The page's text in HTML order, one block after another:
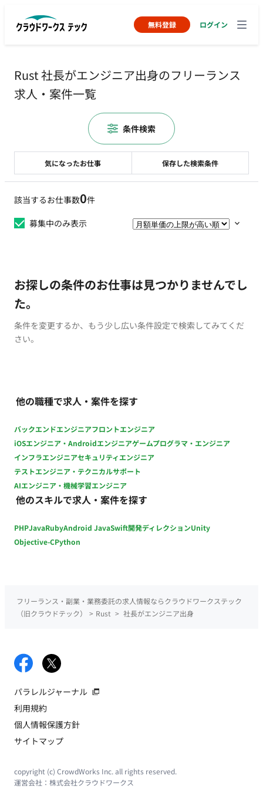
無料登録 ログイン
Rust 社長がエンジニア出身のフリーランス
求人・案件一覧
該当するお仕事数0件
募集中のみ表示
お探しの条件のお仕事は見つかりませんでし
た。
条件を変更するか、もう少し広い条件設定で検索してみてくだ
さい。
他の職種で求人・案件を探す
バックエンドエンジニアフロントエンジニア
iOSエンジニア・Androidエンジニアゲームプログラマ・エンジニア
インフラエンジニアセキュリティエンジニア
テストエンジニア・テクニカルサポート
AIエンジニア・機械学習エンジニア
他のスキルで求人・案件を探す
PHPJavaRubyAndroid JavaSwift開発ディレクションUnity
Objective-CPython
気になったお仕事 保存した検索条件
条件検索
フリーランス・副業・業務委託の求人情報ならクラウドワークステック
（旧クラウドテック）
> Rust > 社長がエンジニア出身
パラレルジャーナル
利用規約
個人情報保護方針
サイトマップ
copyright (c) CrowdWorks Inc. all rights reserved.
運営会社： 株式会社クラウドワークス